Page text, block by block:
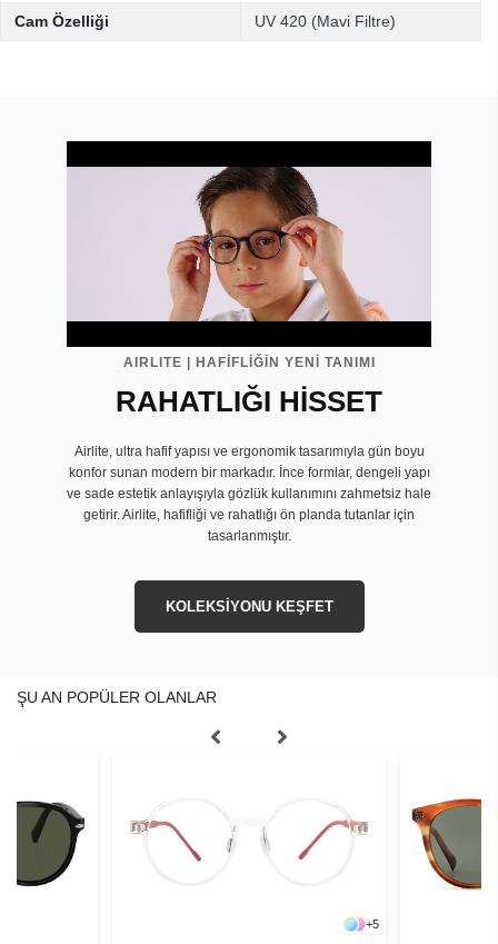
Cam Özelliği UV 420 (Mavi Filtre)
AIRLITE | HAFİFLİĞİN YENİ TANIMI
RAHATLIĞI HİSSET
Airlite, ultra hafif yapısı ve ergonomik tasarımıyla gün boyu
konfor sunan modern bir markadır. İnce formlar, dengeli yapı
ve sade estetik anlayışıyla gözlük kullanımını zahmetsiz hale
getirir. Airlite, hafifliği ve rahatlığı ön planda tutanlar için
tasarlanmıştır.
KOLEKSİYONU KEŞFET
ŞU AN POPÜLER OLANLAR
+5